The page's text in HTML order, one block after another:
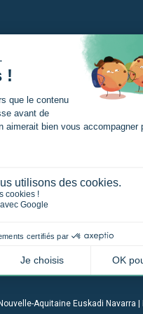
projècte
Aquitaine Euskadi Navarra |